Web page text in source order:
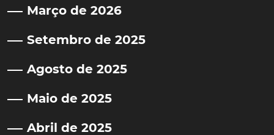
Março de 2026
Setembro de 2025
Agosto de 2025
Maio de 2025
Abril de 2025